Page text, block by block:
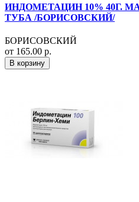
ИНДОМЕТАЦИН 10% 40Г.
ТУБА /БОРИСОВСКИЙ/
БОРИСОВСКИЙ
от 165.00 р.
В корзину